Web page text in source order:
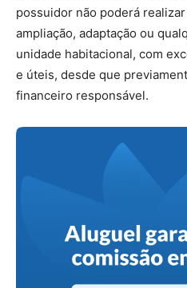
possuidor não poderá
ampliação, adaptação ou
unidade habitacional, com
e úteis, desde que
financeiro responsável.